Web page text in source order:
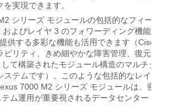
実現できます。
シリーズ モジュールの包括的なフィーチャ
およびレイヤ 3 のフォワーディング機能が含
供する多彩な機能も活用できます（Cisco
ビリティ、きめ細やかな障害管理、復元性、
て構築されたモジュール構造のマルチタス
ステムです）。このような包括的なレイヤ 2
7000 M2 シリーズ モジュールは、密度、
ム運用が重要視されるデータセンター ネッ